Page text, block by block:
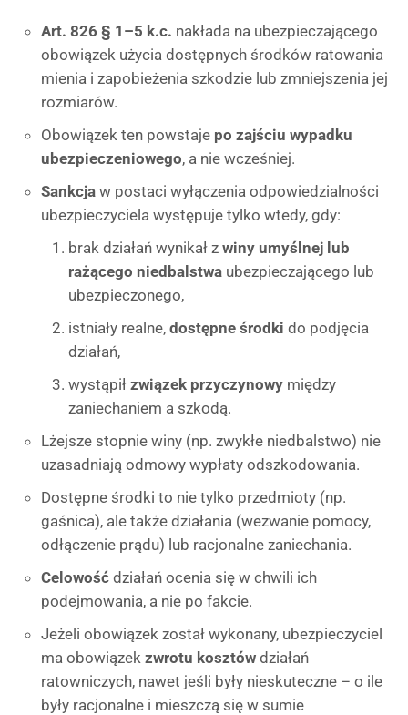
Art. 826 § 1–5 k.c. nakłada na ubezpieczającego
obowiązek użycia dostępnych środków ratowania
mienia i zapobieżenia szkodzie lub zmniejszenia jej
rozmiarów.
Obowiązek ten powstaje po zajściu wypadku
ubezpieczeniowego, a nie wcześniej.
Sankcja w postaci wyłączenia odpowiedzialności
ubezpieczyciela występuje tylko wtedy, gdy:
brak działań wynikał z winy umyślnej lub
rażącego niedbalstwa ubezpieczającego lub
ubezpieczonego,
istniały realne, dostępne środki do podjęcia
działań,
wystąpił związek przyczynowy między
zaniechaniem a szkodą.
Lżejsze stopnie winy (np. zwykłe niedbalstwo) nie
uzasadniają odmowy wypłaty odszkodowania.
Dostępne środki to nie tylko przedmioty (np.
gaśnica), ale także działania (wezwanie pomocy,
odłączenie prądu) lub racjonalne zaniechania.
Celowość działań ocenia się w chwili ich
podejmowania, a nie po fakcie.
Jeżeli obowiązek został wykonany, ubezpieczyciel
ma obowiązek zwrotu kosztów działań
ratowniczych, nawet jeśli były nieskuteczne – o ile
były racjonalne i mieszczą się w sumie